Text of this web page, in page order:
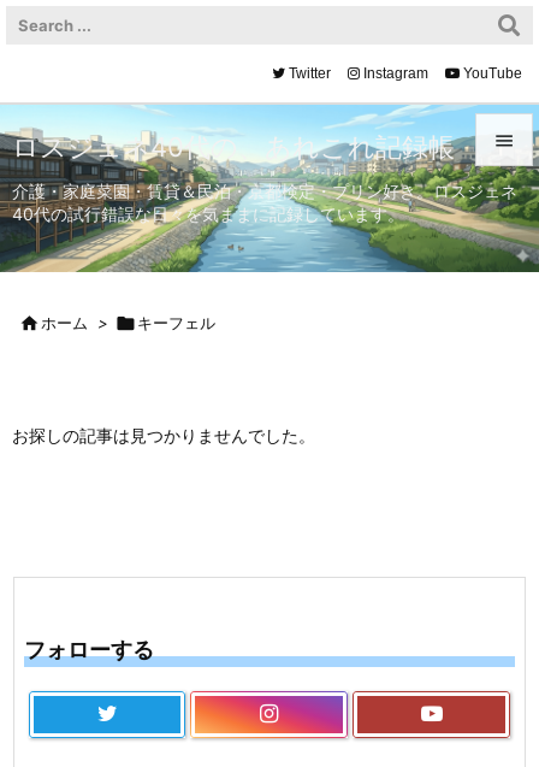


メニュ

サイド
Twitter Instagram YouTube
ロスジェネ40代の、あれこれ記録帳
介護・家庭菜園・賃貸＆民泊・京都検定・プリン好き。ロスジェネ
40代の試行錯誤な日々を気ままに記録しています。
ホーム > キーフェル
お探しの記事は見つかりませんでした。
フォローする